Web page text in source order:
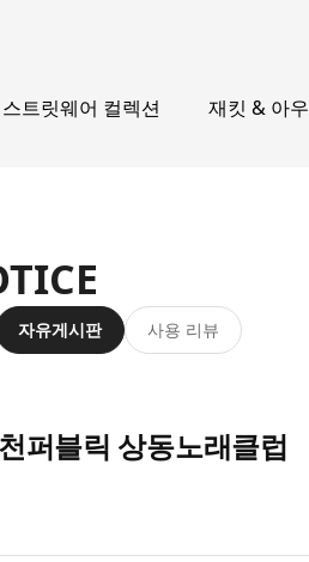
스트릿웨어 컬렉션 재킷 & 아
자유게시판 사용 리뷰
퍼블릭 상동노래클럽